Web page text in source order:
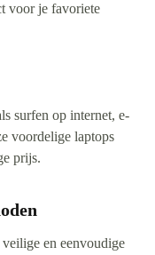
voor je favoriete
surfen op internet, e-
voordelige laptops
prijs.
en eenvoudige